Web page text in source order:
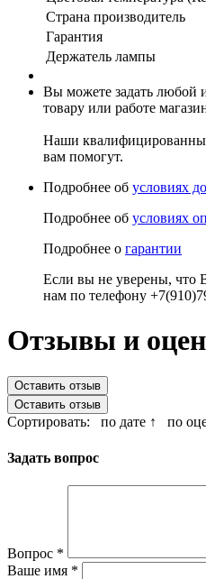
Страна производитель
Гарантия
Держатель лампы
Вы можете задать любой
товару или работе
Наши
вам помогут.
Подробнее об условиях
Подробнее об условиях
Подробнее о гарантии
Если вы не уверены, что
нам по телефону
Отзывы и
Оставить отзыв
Оставить отзыв
Сортировать: по дате ↑ по
Задать вопрос
Вопрос *
Ваше имя *